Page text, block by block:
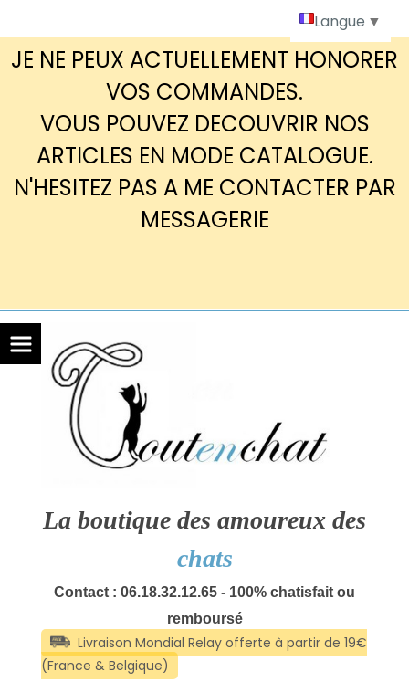
JE NE PEUX ACTUELLEMENT HONORER
VOS COMMANDES.
VOUS POUVEZ DECOUVRIR NOS
ARTICLES EN MODE CATALOGUE.
N'HESITEZ PAS A ME CONTACTER PAR
MESSAGERIE
La boutique des amoureux des
chats
Contact : 06.18.32.12.65 - 100% chatisfait ou
remboursé
Langue ▼